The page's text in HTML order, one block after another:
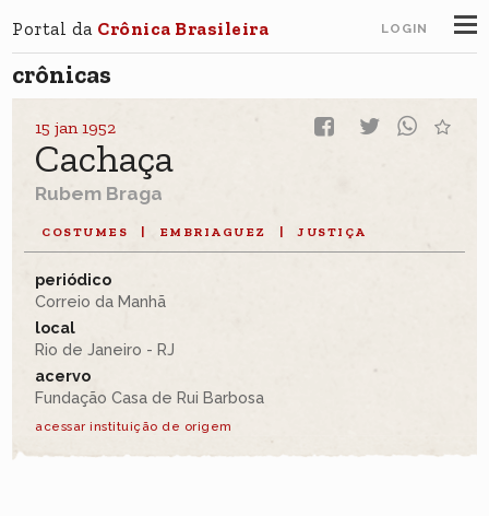
Portal da Crônica Brasileira LOGIN
crônicas
15 jan 1952
Cachaça
Rubem Braga
COSTUMES EMBRIAGUEZ JUSTIÇA
periódico
Correio da Manhã
local
Rio de Janeiro - RJ
acervo
Fundação Casa de Rui Barbosa
acessar instituição de origem